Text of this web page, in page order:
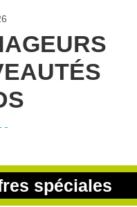
spéciales